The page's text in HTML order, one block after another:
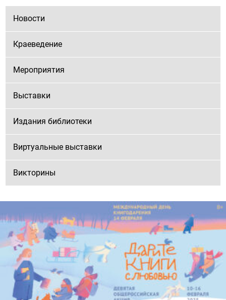
Новости
Краеведение
Мероприятия
Выставки
Издания библиотеки
Виртуальные выставки
Викторины